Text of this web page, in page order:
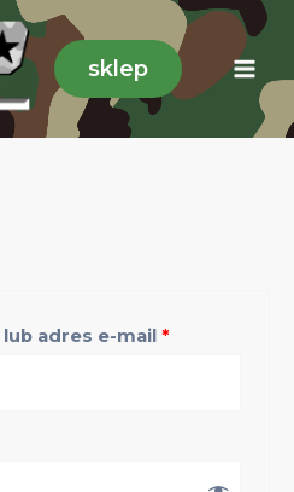
sklep
adres e-mail *